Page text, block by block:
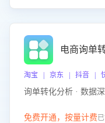
电商询单
淘宝 | 京东 | 抖音 |
询单转化分析 · 数据
免费开通，按量计费